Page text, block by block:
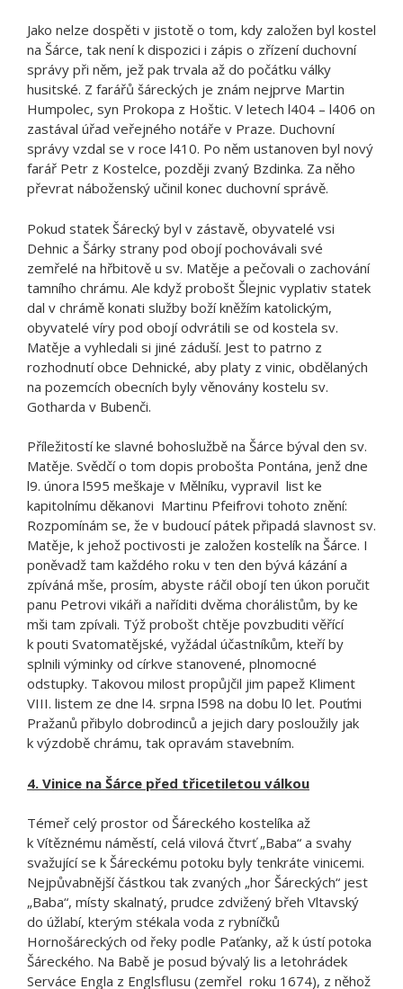
Jako nelze dospěti v jistotě o tom, kdy založen byl kostel
na Šárce, tak není k dispozici i zápis o zřízení duchovní
správy při něm, jež pak trvala až do počátku války
husitské. Z farářů šáreckých je znám nejprve Martin
Humpolec, syn Prokopa z Hoštic. V letech l404 – l406 on
zastával úřad veřejného notáře v Praze. Duchovní
správy vzdal se v roce l410. Po něm ustanoven byl nový
farář Petr z Kostelce, později zvaný Bzdinka. Za něho
převrat náboženský učinil konec duchovní správě.
Pokud statek Šárecký byl v zástavě, obyvatelé vsi
Dehnic a Šárky strany pod obojí pochovávali své
zemřelé na hřbitově u sv. Matěje a pečovali o zachování
tamního chrámu. Ale když probošt Šlejnic vyplativ statek
dal v chrámě konati služby boží kněžím katolickým,
obyvatelé víry pod obojí odvrátili se od kostela sv.
Matěje a vyhledali si jiné záduší. Jest to patrno z
rozhodnutí obce Dehnické, aby platy z vinic, obdělaných
na pozemcích obecních byly věnovány kostelu sv.
Gotharda v Bubenči.
Příležitostí ke slavné bohoslužbě na Šárce býval den sv.
Matěje. Svědčí o tom dopis probošta Pontána, jenž dne
l9. února l595 meškaje v Mělníku, vypravil list ke
kapitolnímu děkanovi Martinu Pfeifrovi tohoto znění:
Rozpomínám se, že v budoucí pátek připadá slavnost sv.
Matěje, k jehož poctivosti je založen kostelík na Šárce. I
poněvadž tam každého roku v ten den bývá kázání a
zpíváná mše, prosím, abyste ráčil obojí ten úkon poručit
panu Petrovi vikáři a naříditi dvěma chorálistům, by ke
mši tam zpívali. Týž probošt chtěje povzbuditi věřící
k pouti Svatomatějské, vyžádal účastníkům, kteří by
splnili výminky od církve stanovené, plnomocné
odstupky. Takovou milost propůjčil jim papež Kliment
VIII. listem ze dne l4. srpna l598 na dobu l0 let. Pouťmi
Pražanů přibylo dobrodinců a jejich dary posloužily jak
k výzdobě chrámu, tak opravám stavebním.
4. Vinice na Šárce před třicetiletou válkou
Témeř celý prostor od Šáreckého kostelíka až
k Vítěznému náměstí, celá vilová čtvrť „Baba“ a svahy
svažující se k Šáreckému potoku byly tenkráte vinicemi.
Nejpůvabnější částkou tak zvaných „hor Šáreckých“ jest
„Baba“, místy skalnatý, prudce zdvižený břeh Vltavský
do úžlabí, kterým stékala voda z rybníčků
Hornošáreckých od řeky podle Paťanky, až k ústí potoka
Šáreckého. Na Babě je posud bývalý lis a letohrádek
Serváce Engla z Englsflusu (zemřel roku 1674), z něhož